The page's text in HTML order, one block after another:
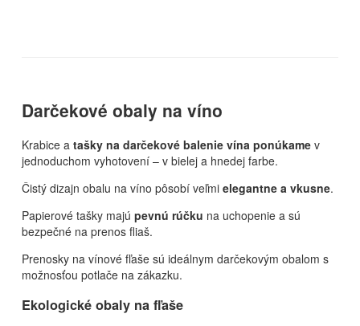
Darčekové obaly na víno
Krabice a tašky na darčekové balenie vína ponúkame v
jednoduchom vyhotovení – v bielej a hnedej farbe.
Čistý dizajn obalu na víno pôsobí veľmi elegantne a vkusne.
Papierové tašky majú pevnú rúčku na uchopenie a sú
bezpečné na prenos fliaš.
Prenosky na vínové fľaše sú ideálnym darčekovým obalom s
možnosťou potlače na zákazku.
Ekologické obaly na fľaše